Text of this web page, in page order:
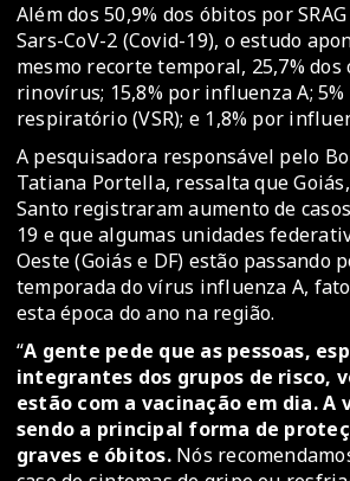
Além dos 50,9% dos óbitos por
Sars-CoV-2 (Covid-19), o estudo
mesmo recorte temporal, 25,7%
rinovírus; 15,8% por influenza A;
respiratório (VSR); e 1,8% por
A pesquisadora responsável pelo
Tatiana Portella, ressalta que
Santo registraram aumento de
19 e que algumas unidades
Oeste (Goiás e DF) estão passando
temporada do vírus influenza A,
esta época do ano na região.
“A gente pede que as pessoas,
integrantes dos grupos de risco,
estão com a vacinação em dia. A
sendo a principal forma de
graves e óbitos.Nós